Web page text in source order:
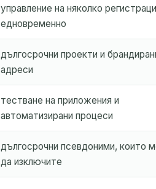
управление на няколко
едновременно
дългосрочни проекти и
адреси
тестване на приложения и
автоматизирани процеси
дългосрочни псевдоними, които
да изключите